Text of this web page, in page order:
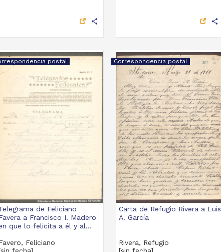
share share
postal
de Feliciano
a Francisco I. Madero
que lo felicita a él y al...
Feliciano
Correspondencia postal
Carta de Refugio Rivera a Luis
A. García
Rivera, Refugio